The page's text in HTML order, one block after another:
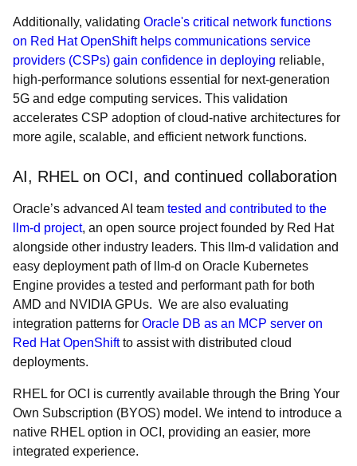
Additionally, validating Oracle's critical network functions
on Red Hat OpenShift helps communications service
providers (CSPs) gain confidence in deploying reliable,
high-performance solutions essential for next-generation
5G and edge computing services. This validation
accelerates CSP adoption of cloud-native architectures for
more agile, scalable, and efficient network functions.
AI, RHEL on OCI, and continued collaboration
Oracle’s advanced AI team tested and contributed to the
llm-d project, an open source project founded by Red Hat
alongside other industry leaders. This llm-d validation and
easy deployment path of llm-d on Oracle Kubernetes
Engine provides a tested and performant path for both
AMD and NVIDIA GPUs. We are also evaluating
integration patterns for Oracle DB as an MCP server on
Red Hat OpenShiftto assist with distributed cloud
deployments.
RHEL for OCI is currently available through the Bring Your
Own Subscription (BYOS) model. We intend to introduce a
native RHEL option in OCI, providing an easier, more
integrated experience.